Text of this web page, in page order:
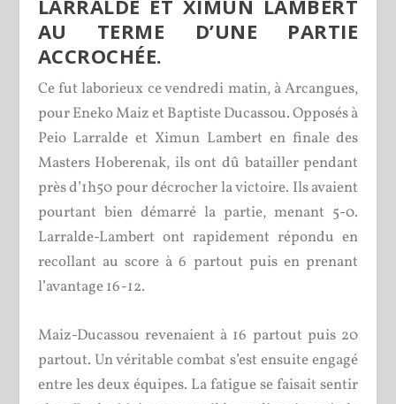
LARRALDE ET XIMUN LAMBERT
AU TERME D’UNE PARTIE
ACCROCHÉE.
Ce fut laborieux ce vendredi matin, à Arcangues,
pour Eneko Maiz et Baptiste Ducassou. Opposés à
Peio Larralde et Ximun Lambert en finale des
Masters Hoberenak, ils ont dû batailler pendant
près d’1h50 pour décrocher la victoire. Ils avaient
pourtant bien démarré la partie, menant 5-0.
Larralde-Lambert ont rapidement répondu en
recollant au score à 6 partout puis en prenant
l’avantage 16-12.
Maiz-Ducassou revenaient à 16 partout puis 20
partout. Un véritable combat s’est ensuite engagé
entre les deux équipes. La fatigue se faisait sentir